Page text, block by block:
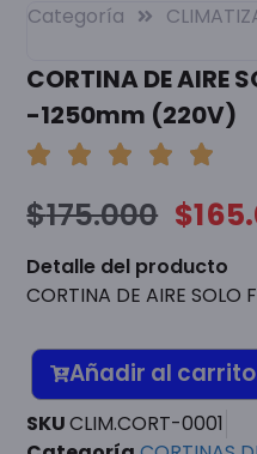
Categoría
CORTINA DE AIRE
-1250mm (220V)
$175.000 $
Detalle del producto
CORTINA DE AIRE
Añadir al carrito
SKUCLIM.CORT-0001